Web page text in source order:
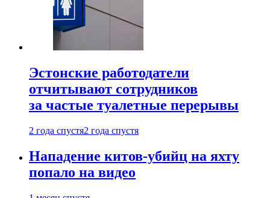
Эстонские работодатели
отчитывают сотрудников
за частые туалетные перерывы
2 года спустя2 года спустя
Нападение китов-убийц на яхту
попало на видео